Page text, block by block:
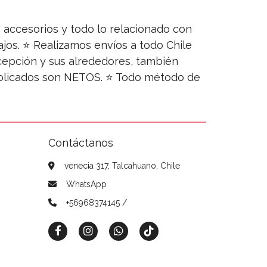
accesorios y todo lo relacionado con
⭐ Realizamos envíos a todo Chile
y sus alrededores, también
son NETOS. ⭐ Todo método de
Contáctanos
venecia 317, Talcahuano, Chile
WhatsApp
+56968374145 /